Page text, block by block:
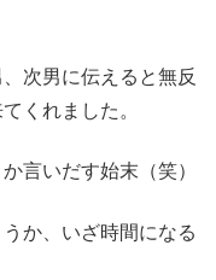
次男に伝えると無反
くれました。
言いだす始末（笑）
か、いざ時間になる